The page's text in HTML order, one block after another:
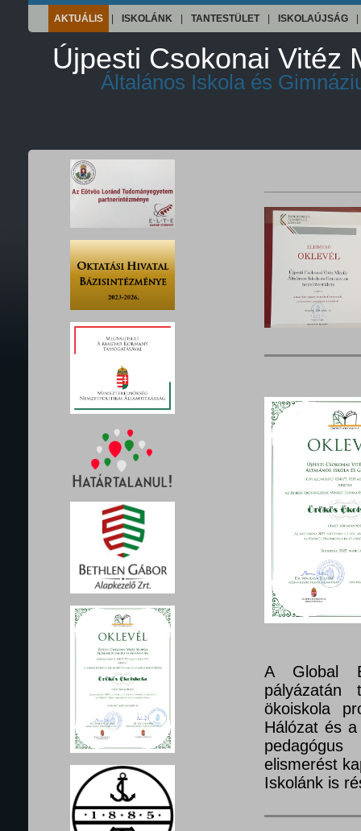
AKTUÁLIS ISKOLÁNK TANTESTÜLET ISKOLAÚJSÁG
Újpesti Csokonai Vitéz
Általános Iskola és
A Global
pályázatán
ökoiskola
Hálózat és
elismerést
Iskolánk is